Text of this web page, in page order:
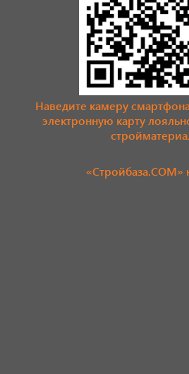
Наведите камеру
электронную карту
«Стройбаза.COM»